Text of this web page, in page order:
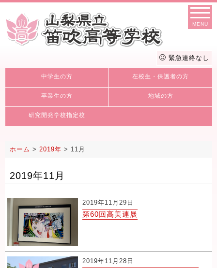
MENU
緊急連絡なし
中学生の方 在校生・保護者の方
卒業生の方 地域の方
研究開発学校指定校
ホーム > 2019年 > 11月
2019年11月
2019年11月29日
第60回高美連展
2019年11月28日